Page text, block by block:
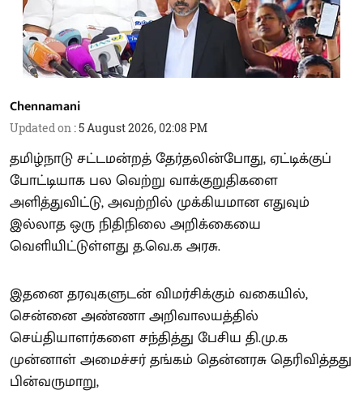
Chennamani
Updated on :5 August 2026, 02:08 PM
தமிழ்நாடு சட்டமன்றத் தேர்தலின்போது, ஏட்டிக்குப்
போட்டியாக பல வெற்று வாக்குறுதிகளை
அளித்துவிட்டு, அவற்றில் முக்கியமான எதுவும்
இல்லாத ஒரு நிதிநிலை அறிக்கையை
வெளியிட்டுள்ளது த.வெ.க அரசு.
இதனை தரவுகளுடன் விமர்சிக்கும் வகையில்,
சென்னை அண்ணா அறிவாலயத்தில்
செய்தியாளர்களை சந்தித்து பேசிய தி.மு.க
முன்னாள் அமைச்சர் தங்கம் தென்னரசு தெரிவித்தது
பின்வருமாறு,